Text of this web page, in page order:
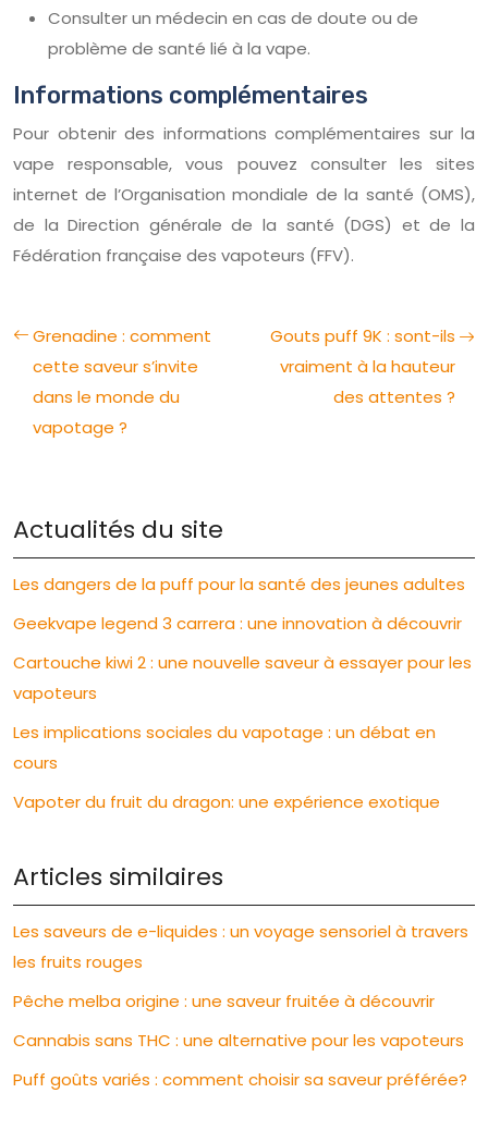
Consulter un médecin en cas de doute ou de
problème de santé lié à la vape.
Informations complémentaires
Pour obtenir des informations complémentaires sur la
vape responsable, vous pouvez consulter les sites
internet de l’Organisation mondiale de la santé (OMS),
de la Direction générale de la santé (DGS) et de la
Fédération française des vapoteurs (FFV).
Grenadine : comment
cette saveur s’invite
dans le monde du
vapotage ?
Gouts puff 9K : sont-ils
vraiment à la hauteur
des attentes ?
Actualités du site
Les dangers de la puff pour la santé des jeunes adultes
Geekvape legend 3 carrera : une innovation à découvrir
Cartouche kiwi 2 : une nouvelle saveur à essayer pour les
vapoteurs
Les implications sociales du vapotage : un débat en
cours
Vapoter du fruit du dragon: une expérience exotique
Articles similaires
Les saveurs de e-liquides : un voyage sensoriel à travers
les fruits rouges
Pêche melba origine : une saveur fruitée à découvrir
Cannabis sans THC : une alternative pour les vapoteurs
Puff goûts variés : comment choisir sa saveur préférée?